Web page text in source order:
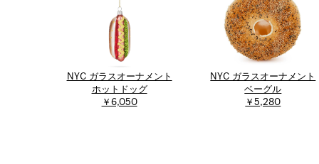
NYC ガラスオーナメント
ホットドッグ
￥6,050
NYC ガラスオーナメント
ベーグル
￥5,280